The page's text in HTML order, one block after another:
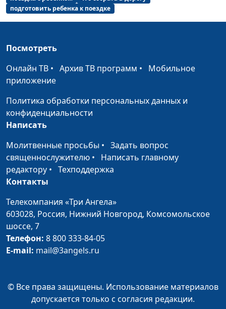
Безопасный прием
Легкий способ
похудеть
Анастасия Сергеева,
Кожухарь, кандидат
Успокоительное
Вячеслав Юрьевич
Кожухарь, кандидат
фармацевтических наук
дольше
Вячеслав Юрьевич
Кожухарь, кандидат
Как сохранить
фармацевтических наук
Витамины: какие, Анастасия Сергеева,
подготовить ребенка к поездке
Посмотреть
Онлайн ТВ • Архив ТВ программ • Мобильное
приложение
Политика обработки персональных данных и
конфиденциальности
Написать
Молитвенные просьбы • Задать вопрос
священнослужителю • Написать главному
редактору • Техподдержка
Контакты
Телекомпания «Три Ангела»
603028, Россия, Нижний Новгород, Комсомольское
шоссе, 7
Телефон: 8 800 333-84-05
E-mail: mail@3angels.ru
© Все права защищены. Использование материалов
допускается только с согласия редакции.